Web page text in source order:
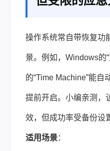
操作系统常自带恢复功
景。例如，Windows的
的“Time Machine”能自
提前开启。小编亲测，
效，但成功率受备份设
适用场景：